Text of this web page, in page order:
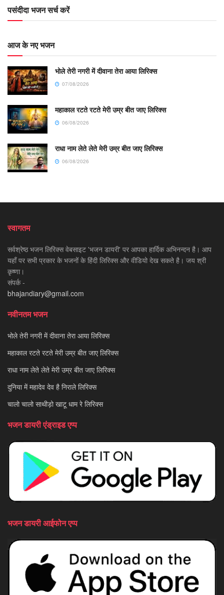
पसंदीदा भजन सर्च करें
आज के नए भजन
भोले तेरी नगरी में दीवाना तेरा आया लिरिक्स
07/08/2026
महाकाल रटते रटते मेरी उम्र बीत जाए लिरिक्स
06/08/2026
राधा नाम लेते लेते मेरी उम्र बीत जाए लिरिक्स
06/08/2026
स्वागतम
सर्वश्रेष्ठ भजन लिरिक्स वेबसाइट 'भजन डायरी' पर आपका हार्दिक अभिनन्दन है। आप
यहाँ पर सभी प्रकार के भजनों के हिंदी लिरिक्स और वीडियो देख सकते है। जय श्री
कृष्णा।
संपर्क -
bhajandiary@gmail.com
नवीनतम भजन
भोले तेरी नगरी में दीवाना तेरा आया लिरिक्स
महाकाल रटते रटते मेरी उम्र बीत जाए लिरिक्स
राधा नाम लेते लेते मेरी उम्र बीत जाए लिरिक्स
दुनिया में महादेव देव है निराले लिरिक्स
चालो चालो साथीड़ो खाटू धाम रे लिरिक्स
भजन डायरी एंड्राइड एप्प
भजन डायरी आईफोन एप्प